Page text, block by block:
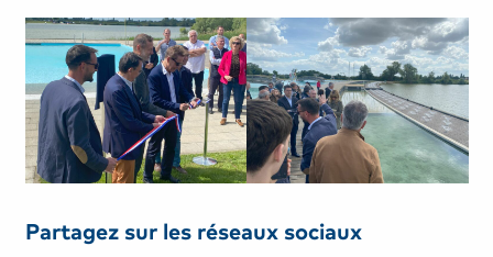
Partagez sur les réseaux sociaux